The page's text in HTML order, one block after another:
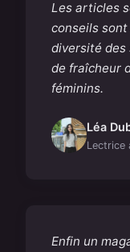
Les articles
conseils
diversité des
de fraîcheur
féminins.
Léa
Lectrice
Enfin un